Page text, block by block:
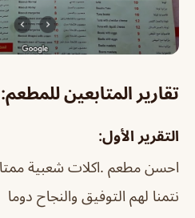
تقارير المتابعين للمطعم:
التقرير الأول:
احسن مطعم .اكلات شعبية
نتمنا لهم التوفيق والنجاح دوما